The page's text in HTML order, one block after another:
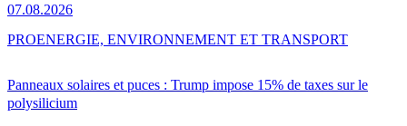
07.08.2026
Panneaux solaires et puces : Trump impose 15% de taxes sur le
polysilicium
PROENERGIE, ENVIRONNEMENT ET TRANSPORT